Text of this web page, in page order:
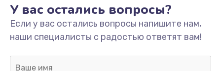
Замена/Pемонт карбюратора
1300 руб.
Заказать
У вас остались вопросы?
Если у вас остались вопросы напишите нам,
наши специалисты с радостью ответят вам!